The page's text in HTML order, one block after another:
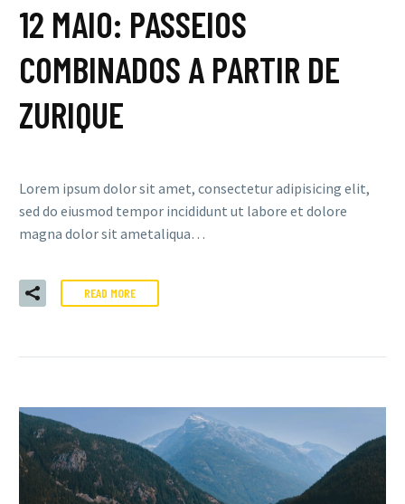
12 MAIO: PASSEIOS
COMBINADOS A PARTIR DE
ZURIQUE
Lorem ipsum dolor sit amet, consectetur adipisicing elit,
sed do eiusmod tempor incididunt ut labore et dolore
magna dolor sit ametaliqua…
READ MORE